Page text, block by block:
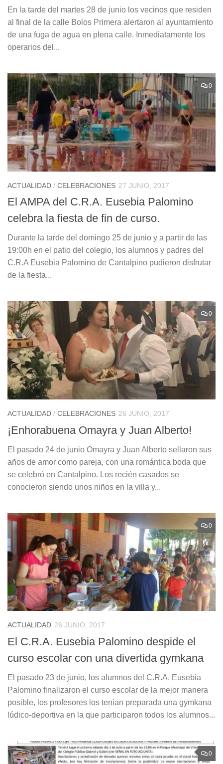
En la tarde del martes 28 de junio los vecinos que residen
al final de la calle Bolos Primera alertaron al ayuntamiento
de una fuga de agua en plena calle. Inmediatamente los
operarios del...
0
ACTUALIDAD / CELEBRACIONES 27 JUNIO, 2017
El AMPA del C.R.A. Eusebia Palomino
celebra la fiesta de fin de curso.
Durante la tarde del domingo 25 de junio y a partir de las
19:00h en el patio del colegio, los alumnos y padres del
C.R.A Eusebia Palomino de Cantalpino pudieron disfrutar
de la fiesta...
0
ACTUALIDAD / CELEBRACIONES 26 JUNIO, 2017
¡Enhorabuena Omayra y Juan Alberto!
El pasado 24 de junio Omayra y Juan Alberto sellaron sus
años de amor como pareja, con una romántica boda que
se celebró en Cantalpino. Los recién casados se
conocieron siendo unos niños en la villa y...
0
ACTUALIDAD 26 JUNIO, 2017
El C.R.A. Eusebia Palomino despide el
curso escolar con una divertida gymkana
El pasado 23 de junio, los alumnos del C.R.A. Eusebia
Palomino finalizaron el curso escolar de la mejor manera
posible, los profesores los tenían preparada una gymkana
lúdico-deportiva en la que participaron todos los alumnos...
0